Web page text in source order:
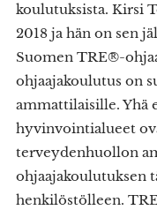
koulutuksista. Kirsi
2018 ja hän on sen
Suomen TRE®-
ohjaajakoulutus on
ammattilaisille. Yhä
hyvinvointialueet
terveydenhuollon
ohjaajakoulutuksen
henkilöstölleen.